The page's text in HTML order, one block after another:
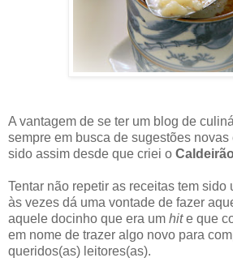
A vantagem de se ter um blog de
sempre em busca de sugestões novas
sido assim desde que criei o Caldeirão
Tentar não repetir as receitas tem sido
às vezes dá uma vontade de fazer
aquele docinho que era um hite que
em nome de trazer algo novo para
queridos(as) leitores(as).